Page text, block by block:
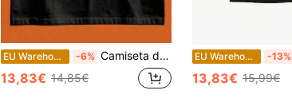
EU Warehouse -6% Camiseta de algodão com estampa, inspiração Lamin Yamals, estilo vintage, camiseta de verão.
13,83€ 14,85€
EU Warehouse -13%
13,83€ 15,99€